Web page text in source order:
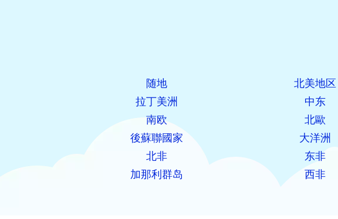
随地 北美地区
拉丁美洲
中东
南欧
北歐
後蘇聯國家
大洋洲
北非
东非
加那利群岛
西非